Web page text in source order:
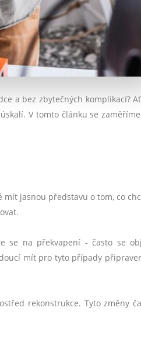
a bez zbytečných komplikací?
V tomto článku se
mít jasnou představu o tom, co
se na překvapení - často se
mít pro tyto případy
rekonstrukce. Tyto změny